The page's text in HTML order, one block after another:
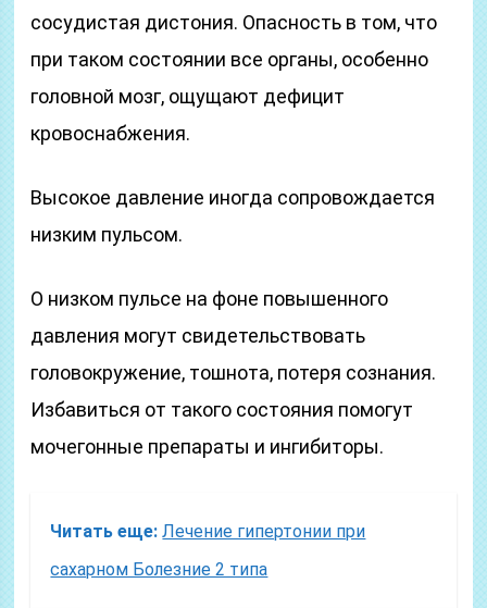
сосудистая дистония. Опасность в том, что
при таком состоянии все органы, особенно
головной мозг, ощущают дефицит
кровоснабжения.
Высокое давление иногда сопровождается
низким пульсом.
О низком пульсе на фоне повышенного
давления могут свидетельствовать
головокружение, тошнота, потеря сознания.
Избавиться от такого состояния помогут
мочегонные препараты и ингибиторы.
Читать еще: Лечение гипертонии при
сахарном Болезние 2 типа